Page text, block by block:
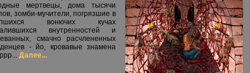
мертвецы, дома тысячи
зомби-мучители, погрязшие в
вонючих кучах
внутренностей и
смачно расчлененных
- йо, кровавые знамена
Далее...